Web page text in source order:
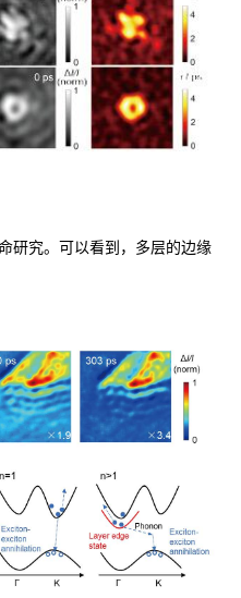
研究。可以看到，多层的边缘